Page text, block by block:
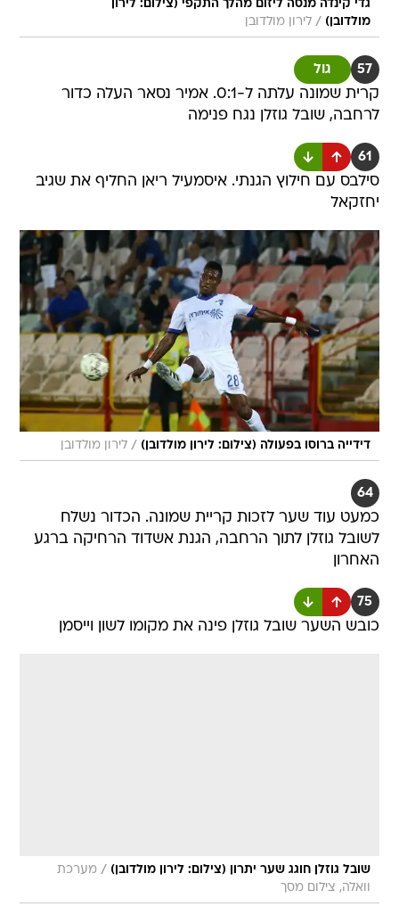
גדי קינדה מנסה ליזום מהלך התקפי (צילום: לירון
מולדובן) / לירון מולדובן
57 גול
קרית שמונה עלתה ל-0:1. אמיר נסאר העלה כדור
לרחבה, שובל גוזלן נגח פנימה
61
סילבס עם חילוץ הגנתי. איסמעיל ריאן החליף את שגיב
יחזקאל
דידייה ברוסו בפעולה (צילום: לירון מולדובן) / לירון מולדובן
64
כמעט עוד שער לזכות קריית שמונה. הכדור נשלח
לשובל גוזלן לתוך הרחבה, הגנת אשדוד הרחיקה ברגע
האחרון
75
כובש השער שובל גוזלן פינה את מקומו לשון וייסמן
שובל גוזלן חוגג שער יתרון (צילום: לירון מולדובן) / מערכת
וואלה, צילום מסך